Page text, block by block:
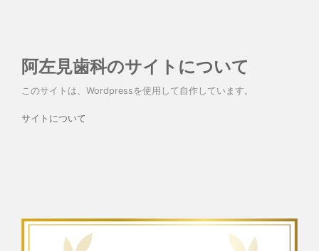
阿左見歯科のサイトについて
このサイトは、Wordpressを使用して自作しています。
サイトについて